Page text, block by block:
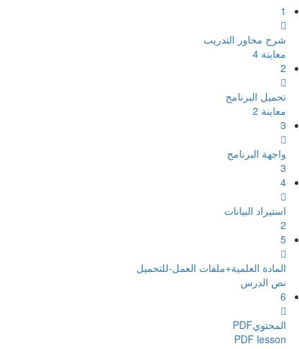
1
شرح محاور التدريب
معاينة 4
2
تحميل البرنامج
معاينة 2
3
واجهة البرنامج
3
4
استيراد البيانات
2
5
المادة العلمية+ملفات العمل-للتحميل
نص الدرس
6
المحتويPDF
PDF lesson